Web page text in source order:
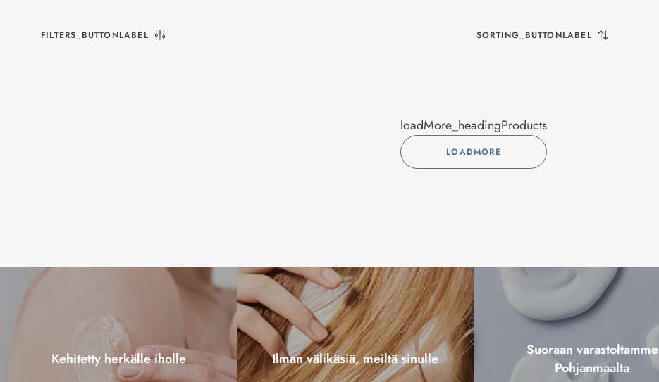
FILTERS_BUTTONLABEL SORTING_BUTTONLABEL
loadMore_headingProducts
LOADMORE
Kehitetty herkälle iholle Ilman välikäsiä, meiltä sinulle
Suoraan varastoltamme
Pohjanmaalta